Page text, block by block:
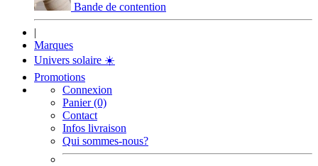
Bande de contention
|
Marques
Univers solaire ☀️
Promotions
Connexion
Panier (0)
Contact
Infos livraison
Qui sommes-nous?